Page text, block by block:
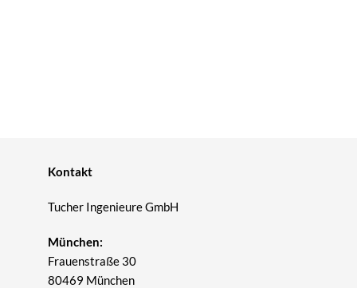
Kontakt
Tucher Ingenieure GmbH
München:
Frauenstraße 30
80469 München